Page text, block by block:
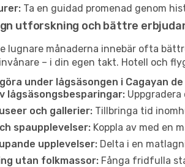
Ta en guidad promenad genom
utforskning och bättre
lugnare månaderna innebär ofta
– i din egen takt. Hotell och
under lågsäsongen i Cagayan de
lågsäsongsbesparingar:
och gallerier: Tillbringa tid
spaupplevelser: Koppla av med en
upplevelser: Delta i en
utan folkmassor: Fånga fridfulla